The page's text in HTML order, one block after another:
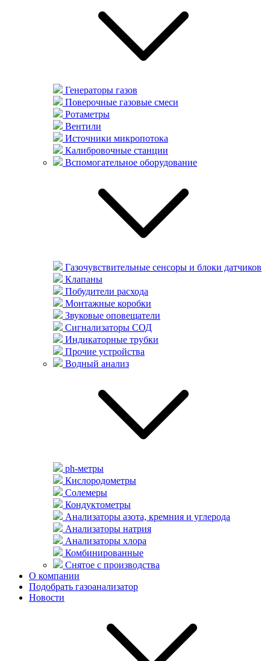
Генераторы газов
Поверочные газовые смеси
Ротаметры
Вентили
Источники микропотока
Калибровочные станции
Вспомогательное оборудование
Газочувствительные сенсоры и блоки датчиков
Клапаны
Побудители расхода
Монтажные коробки
Звуковые оповещатели
Сигнализаторы СОД
Индикаторные трубки
Прочие устройства
Водный анализ
ph-метры
Кислородометры
Солемеры
Кондуктометры
Анализаторы азота, кремния и углерода
Анализаторы натрия
Анализаторы хлора
Комбинированные
Снятое с производства
О компании
Подобрать газоанализатор
Новости